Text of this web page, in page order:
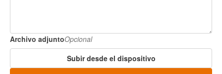
Archivo adjuntoOpcional
Subir desde el dispositivo